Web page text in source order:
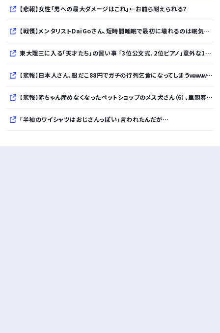
【悲報】女性「男への最大ダメージはこれ」←お前ら耐えられる？
【戦慄】メンタリストDaiGoさん、短時間睡眠で最初に壊れるのは眠気ではなく「心の余白」と解説・・・・・・・・・
東大理三に入る「天才たち」の習い事 「3位公文式、2位ピアノ」意外な1位は…？ 「3つぐらいの習い事は当たり前、4つ以上の家庭も多数」
【悲報】日本人さん、銀だこ88円でガチの行列乞食になってしまうｗｗｗｗｗｗｗｗｗｗ
【悲報】赤ちゃん産めなくなったペットショップのメス犬さん（6）、里親募集されてしまう・・・・・・・・・
「半袖のワイシャツはおじさんっぽい」言われたんだが…